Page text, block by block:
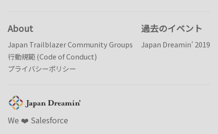
About
Japan Trailblazer Community Groups
行動規範 (Code of Conduct)
プライバシーポリシー
過去のイベント
Japan Dreamin' 2019
We ❤️️ Salesforce